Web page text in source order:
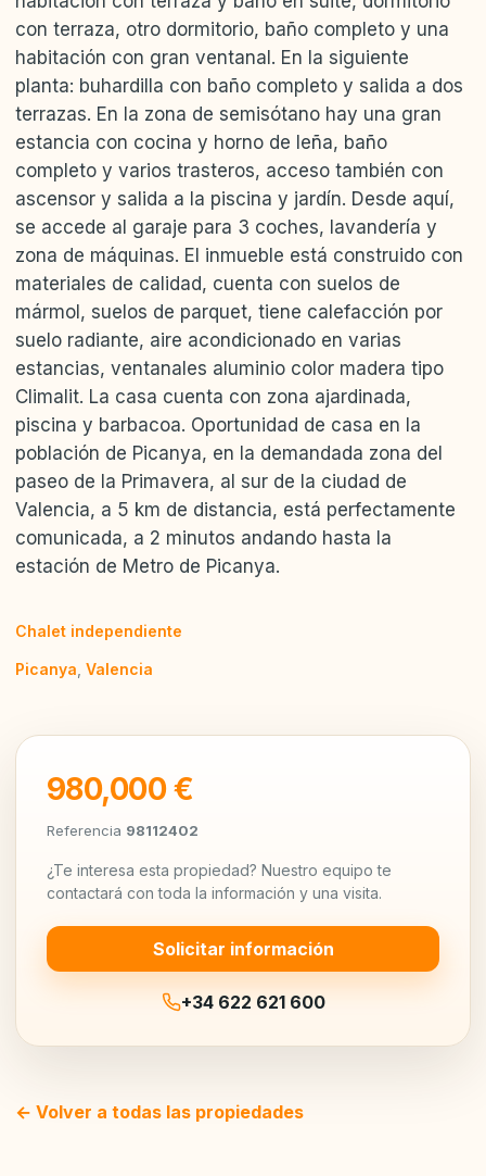
con terraza, otro dormitorio, baño completo y una
habitación con gran ventanal. En la siguiente
planta: buhardilla con baño completo y salida a dos
terrazas. En la zona de semisótano hay una gran
estancia con cocina y horno de leña, baño
completo y varios trasteros, acceso también con
ascensor y salida a la piscina y jardín. Desde aquí,
se accede al garaje para 3 coches, lavandería y
zona de máquinas. El inmueble está construido con
materiales de calidad, cuenta con suelos de
mármol, suelos de parquet, tiene calefacción por
suelo radiante, aire acondicionado en varias
estancias, ventanales aluminio color madera tipo
Climalit. La casa cuenta con zona ajardinada,
piscina y barbacoa. Oportunidad de casa en la
población de Picanya, en la demandada zona del
paseo de la Primavera, al sur de la ciudad de
Valencia, a 5 km de distancia, está perfectamente
comunicada, a 2 minutos andando hasta la
estación de Metro de Picanya.
Chalet independiente
Picanya Valencia
980,000 €
Referencia 98112402
¿Te interesa esta propiedad? Nuestro equipo te
contactará con toda la información y una visita.
Solicitar información
+34 622 621 600
← Volver a todas las propiedades